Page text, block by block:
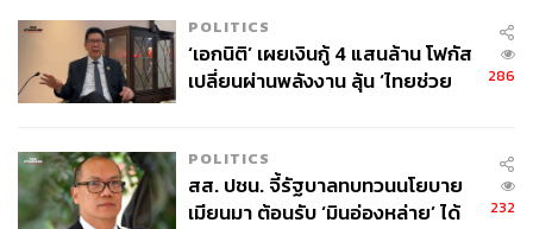
POLITICS
‘เอกนิติ’ เผยเงินกู้ 4 แสนล้าน โฟกัส
เปลี่ยนผ่านพลังงาน ลุ้น ‘ไทยช่วย
286
POLITICS
สส. ปชน. จี้รัฐบาลทบทวนนโยบาย
เมียนมา ต้อนรับ ‘มินอ่องหล่าย’ ได้
232